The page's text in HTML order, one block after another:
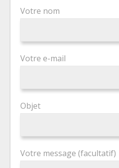
Votre nom
Votre e-mail
Objet
Votre message (facultatif)